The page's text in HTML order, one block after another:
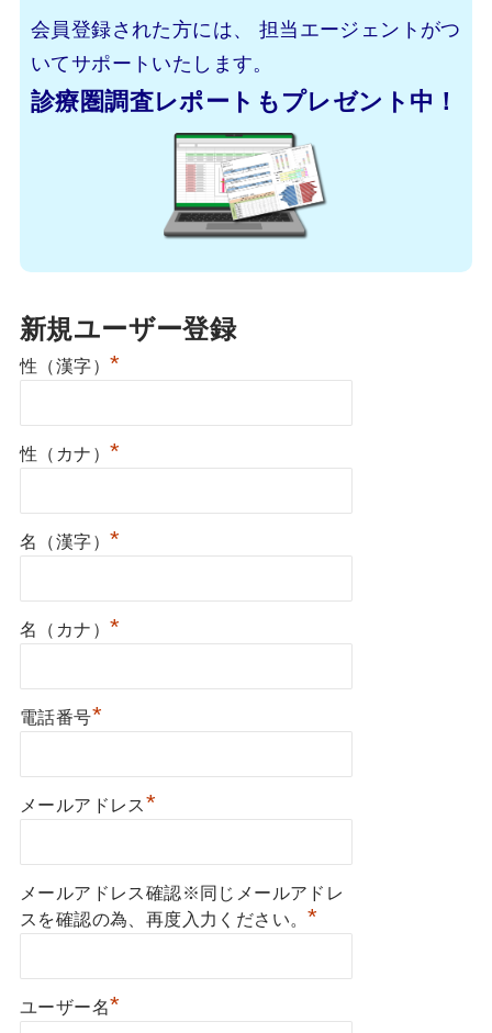
会員登録された方には、
担当エージェントがつ
いてサポートいたします。
診療圏調査レポートもプレゼント中！
新規ユーザー登録
性（漢字） *
性（カナ） *
名（漢字） *
名（カナ） *
電話番号*
メールアドレス*
メールアドレス確認※同じメールアドレ
スを確認の為、再度入力ください。 *
ユーザー名*